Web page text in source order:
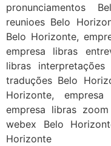
pronunciamentos
reunioes Belo
Belo Horizonte,
empresa libras
libras
traduções Belo
Horizonte,
empresa libras
webex Belo
Horizonte